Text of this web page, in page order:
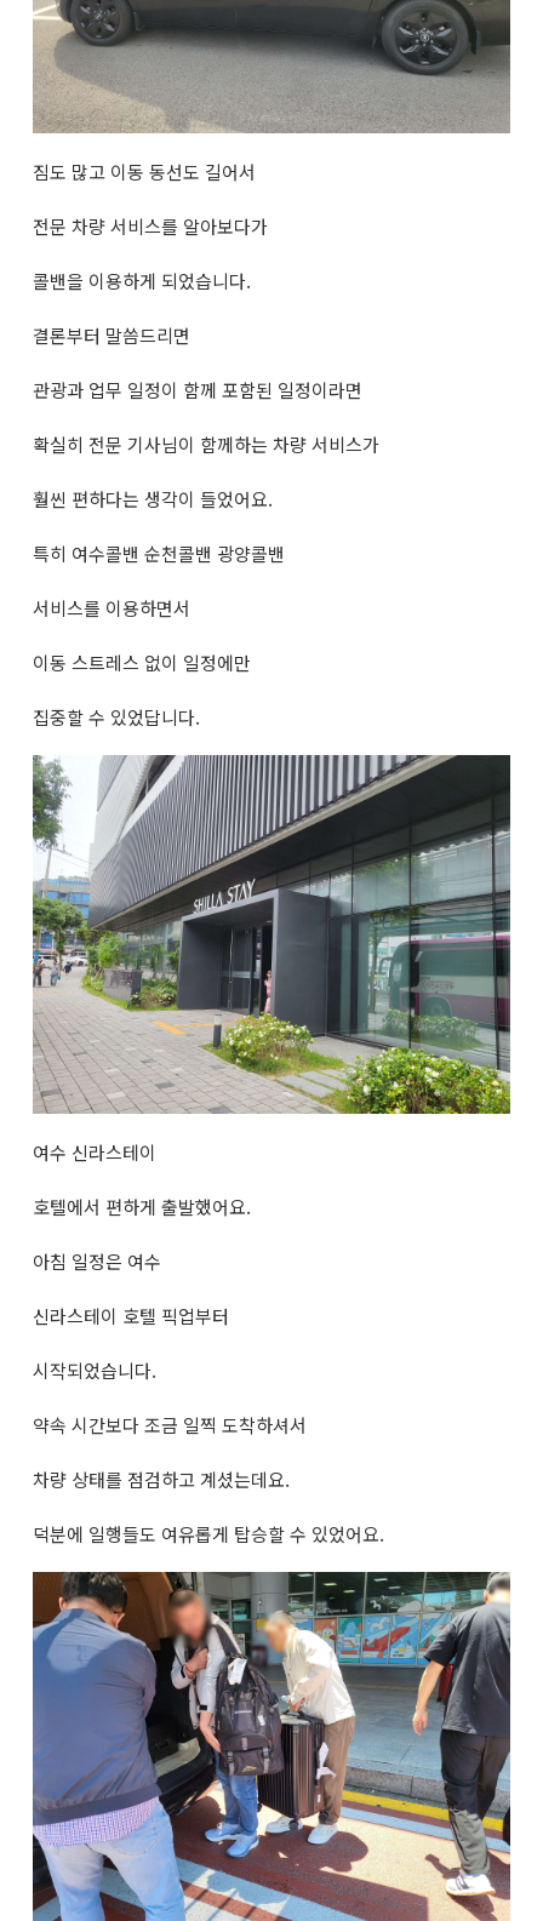
짐도 많고 이동 동선도 길어서
전문 차량 서비스를 알아보다가
콜밴을 이용하게 되었습니다.
결론부터 말씀드리면
관광과 업무 일정이 함께 포함된 일정이라면
확실히 전문 기사님이 함께하는 차량 서비스가
훨씬 편하다는 생각이 들었어요.
특히 여수콜밴 순천콜밴 광양콜밴
서비스를 이용하면서
이동 스트레스 없이 일정에만
집중할 수 있었답니다.
여수 신라스테이
호텔에서 편하게 출발했어요.
아침 일정은 여수
신라스테이 호텔 픽업부터
시작되었습니다.
약속 시간보다 조금 일찍 도착하셔서
차량 상태를 점검하고 계셨는데요.
덕분에 일행들도 여유롭게 탑승할 수 있었어요.